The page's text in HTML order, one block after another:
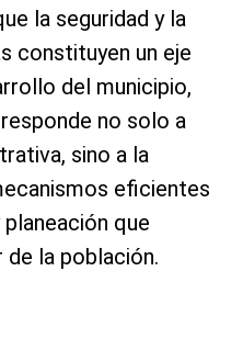
la seguridad y la
constituyen un eje
del municipio,
no solo a
sino a la
eficientes
que
de la población.